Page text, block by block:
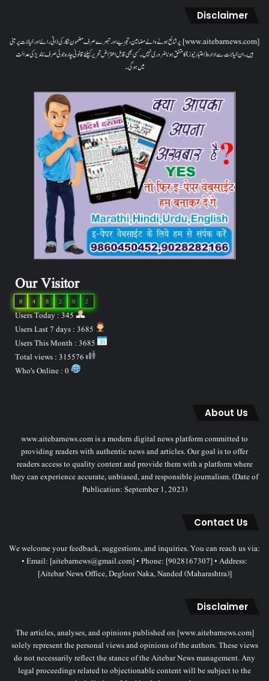
Disclaimer
[www.aitebarnews.com] پر شائع ہونے والے مضامین، تجزیے اور تبصرے صرف مضمون نگار کی ذاتی رائے اور خیالات پر مبنی
ہیں۔ ان خیالات سے ادارہ (اعتبار نیوز) کا متفق ہونا ضروری نہیں۔ کسی بھی قابل اعتراض تحریر کیلئے قانونی چارہ جوئی صرف ناندیڑ کی عدالت
میں ہوگی۔
Our Visitor
2
0
2
8
4
8
Users Today : 345
About Us
www.aitebarnews.com is a modern digital news platform committed to
providing readers with authentic news and articles. Our goal is to offer
readers access to quality content and provide them with a platform where
they can experience accurate, unbiased, and responsible journalism. (Date of
Publication: September 1, 2023)
Contact Us
We welcome your feedback, suggestions, and inquiries. You can reach us via:
• Email: [aitebarnews@gmail.com] • Phone: [9028167307] • Address:
[Aitebar News Office, Degloor Naka, Nanded (Maharashtra)]
Disclaimer
The articles, analyses, and opinions published on [www.aitebarnews.com]
solely represent the personal views and opinions of the authors. These views
do not necessarily reflect the stance of the Aitebar News management. Any
legal proceedings related to objectionable content will be subject to the